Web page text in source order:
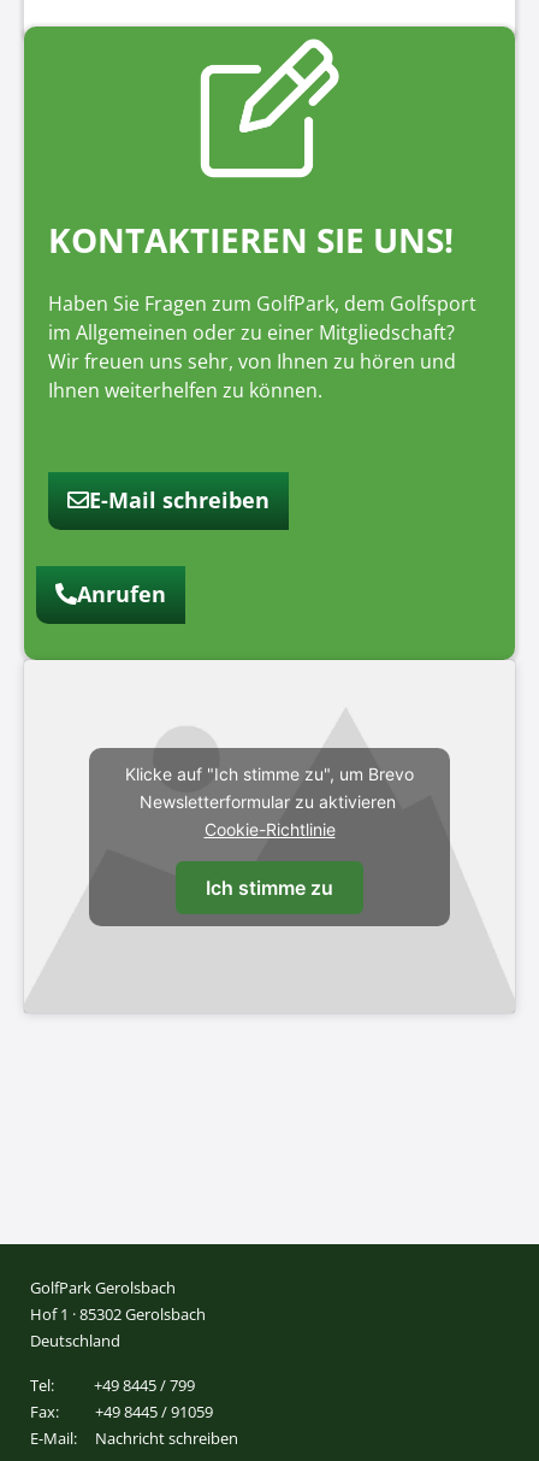
KONTAKTIEREN SIE UNS!
Haben Sie Fragen zum GolfPark, dem Golfsport
im Allgemeinen oder zu einer Mitgliedschaft?
Wir freuen uns sehr, von Ihnen zu hören und
Ihnen weiterhelfen zu können.
E-Mail schreiben
Anrufen
Klicke auf "Ich stimme zu", um Brevo
Newsletterformular zu aktivieren
Cookie-Richtlinie
Ich stimme zu
GolfPark Gerolsbach
Hof 1 · 85302 Gerolsbach
Deutschland
Tel:
+49 8445 / 799
Fax:
+49 8445 / 91059
E-Mail:
Nachricht schreiben